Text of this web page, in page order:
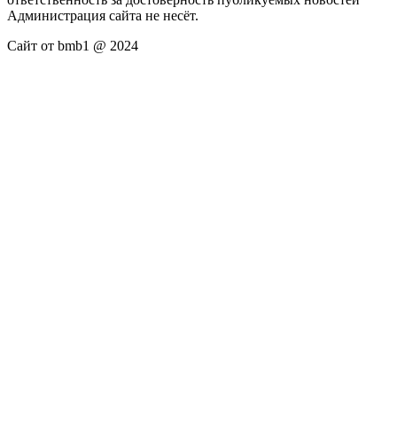
Администрация сайта не несёт.
Сайт от bmb1 @ 2024